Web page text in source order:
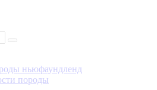
ньюфаундленд
породы